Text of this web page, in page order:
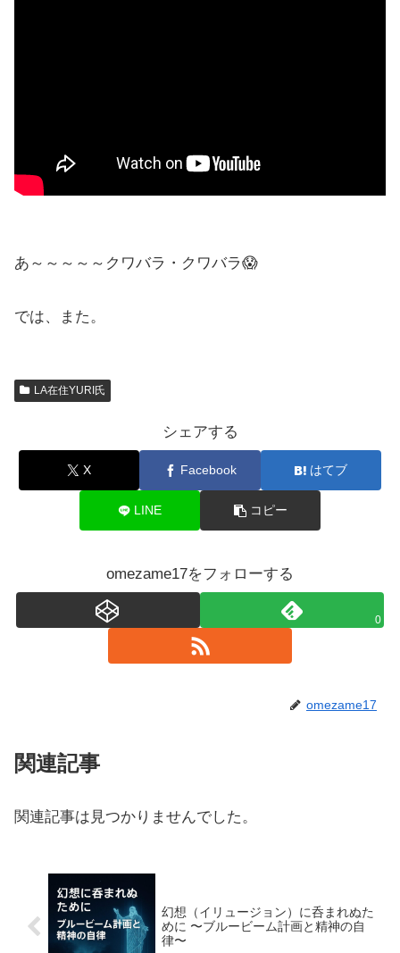
あ～～～～～クワバラ・クワバラ😱
では、また。
LA在住YURI氏
シェアする
X Facebook はてブ
LINE コピー
omezame17をフォローする
0
omezame17
関連記事
関連記事は見つかりませんでした。
幻想（イリュージョン）に呑まれぬた
めに 〜ブルービーム計画と精神の自
律〜